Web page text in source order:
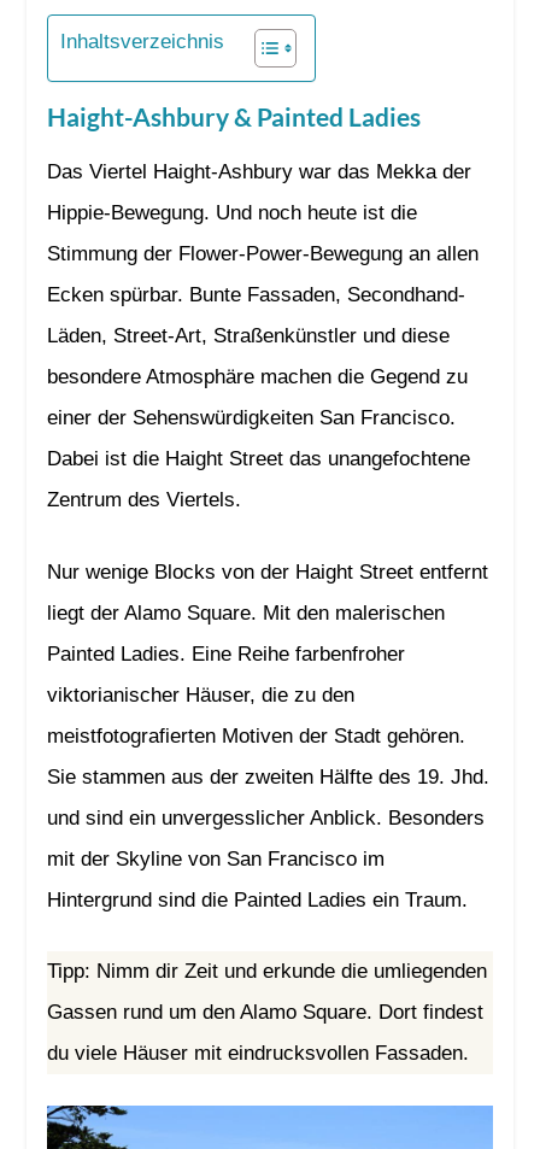
Inhaltsverzeichnis
Haight-Ashbury & Painted Ladies
Das Viertel Haight-Ashbury war das Mekka der
Hippie-Bewegung. Und noch heute ist die
Stimmung der Flower-Power-Bewegung an allen
Ecken spürbar. Bunte Fassaden, Secondhand-
Läden, Street-Art, Straßenkünstler und diese
besondere Atmosphäre machen die Gegend zu
einer der Sehenswürdigkeiten San Francisco.
Dabei ist die Haight Street das unangefochtene
Zentrum des Viertels.
Nur wenige Blocks von der Haight Street entfernt
liegt der Alamo Square. Mit den malerischen
Painted Ladies. Eine Reihe farbenfroher
viktorianischer Häuser, die zu den
meistfotografierten Motiven der Stadt gehören.
Sie stammen aus der zweiten Hälfte des 19. Jhd.
und sind ein unvergesslicher Anblick. Besonders
mit der Skyline von San Francisco im
Hintergrund sind die Painted Ladies ein Traum.
Tipp: Nimm dir Zeit und erkunde die umliegenden
Gassen rund um den Alamo Square. Dort findest
du viele Häuser mit eindrucksvollen Fassaden.